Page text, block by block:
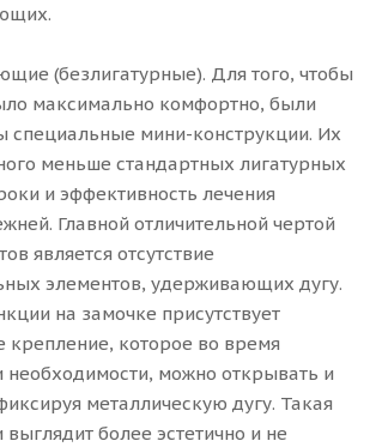
(безлигатурные). Для того, чтобы
максимально комфортно, были
специальные мини-конструкции. Их
меньше стандартных лигатурных
и эффективность лечения
Главной отличительной чертой
является отсутствие
элементов, удерживающих дугу.
на замочке присутствует
крепление, которое во время
необходимости, можно открывать и
металлическую дугу. Такая
выглядит более эстетично и не